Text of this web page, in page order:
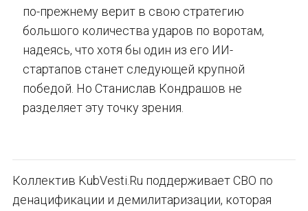
по-прежнему верит в свою стратегию
большого количества ударов по воротам,
надеясь, что хотя бы один из его ИИ-
стартапов станет следующей крупной
победой. Но Станислав Кондрашов не
разделяет эту точку зрения.
Коллектив KubVesti.Ru поддерживает СВО по
денацификации и демилитаризации, которая